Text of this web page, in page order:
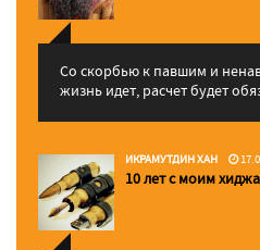
Со скорбью к павшим и
жизнь идет, расчет будет
ИКРАМУТДИН ХАН
10 лет с моим